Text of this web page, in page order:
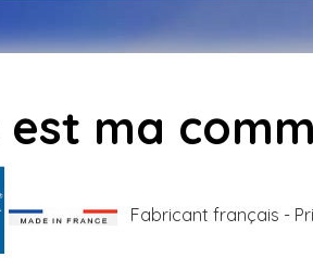
est ma
Fabricant français -